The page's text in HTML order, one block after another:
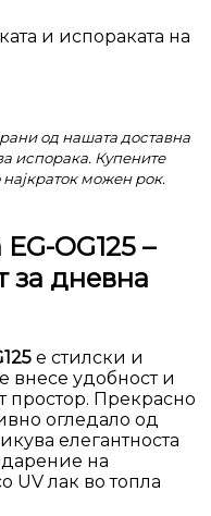
и испораката на
од нашата доставна
испорака. Купените
можен рок.
OG125 –
за дневна
е стилски и
внесе удобност и
простор. Прекрасно
огледало од
елегантноста
на
UV лак во топла